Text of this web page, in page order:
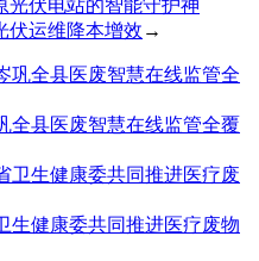
光伏电站的智能守护神
伏运维降本增效 →
全县医废智慧在线监管全覆
生健康委共同推进医疗废物